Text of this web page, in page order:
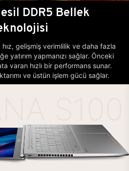
DDR5 Bellek
gelişmiş verimlilik ve daha fazla
yatırım yapmanızı sağlar. Önceki
varan hızlı bir performans sunar.
ve üstün işlem gücü sağlar.